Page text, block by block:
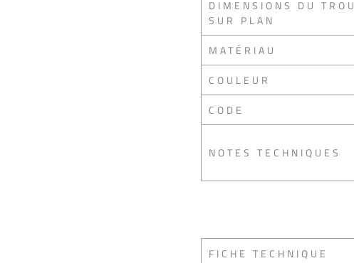
DIMENSIONS DU TROU
SUR PLAN
MATÉRIAU
COULEUR
CODE
NOTES TECHNIQUES
FICHE TECHNIQUE